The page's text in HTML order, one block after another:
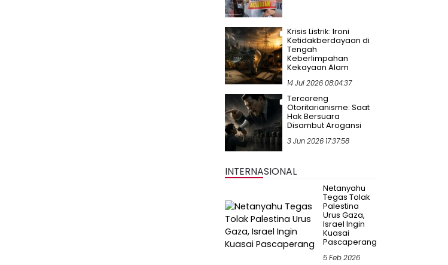
Krisis Listrik: Ironi
Ketidakberdayaan di
Tengah
Keberlimpahan
Kekayaan Alam
14 Jul 2026 08:04:37
Tercoreng
Otoritarianisme: Saat
Hak Bersuara
Disambut Arogansi
3 Jun 2026 17:37:58
INTERNASIONAL
Netanyahu
Tegas Tolak
Palestina
Urus Gaza,
Israel Ingin
Kuasai
Pascaperang
5 Feb 2026